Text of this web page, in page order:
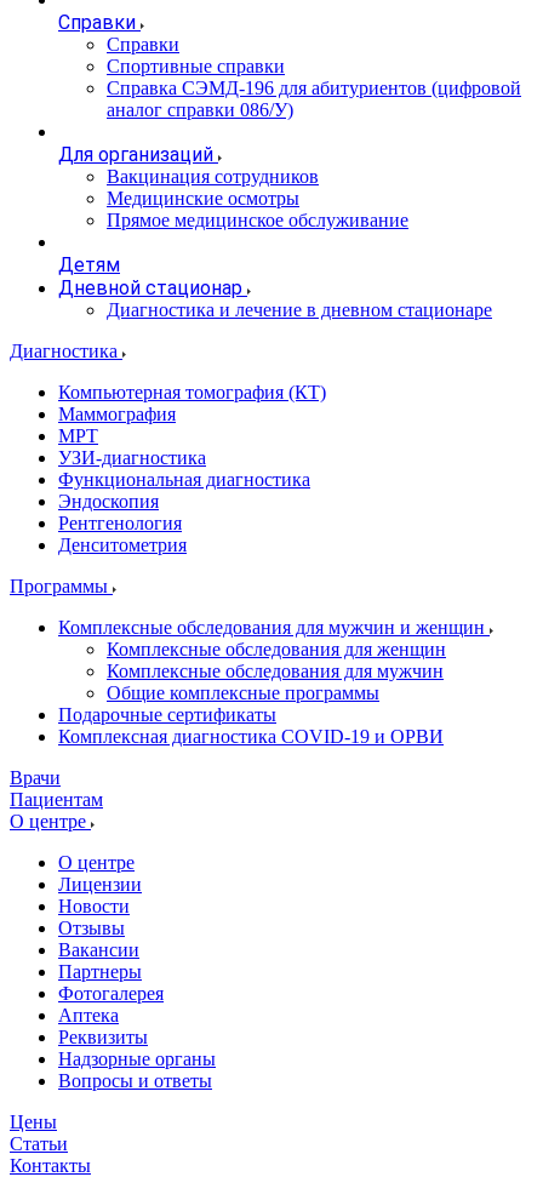
Справки
Справки
Спортивные справки
Справка СЭМД‑196 для абитуриентов (цифровой
аналог справки 086/У)
Для организаций
Вакцинация сотрудников
Медицинские осмотры
Прямое медицинское обслуживание
Детям
Дневной стационар
Диагностика и лечение в дневном стационаре
Диагностика
Компьютерная томография (КТ)
Маммография
МРТ
УЗИ-диагностика
Функциональная диагностика
Эндоскопия
Рентгенология
Денситометрия
Программы
Комплексные обследования для мужчин и женщин
Комплексные обследования для женщин
Комплексные обследования для мужчин
Общие комплексные программы
Подарочные сертификаты
Комплексная диагностика COVID-19 и ОРВИ
Врачи
Пациентам
О центре
О центре
Лицензии
Новости
Отзывы
Вакансии
Партнеры
Фотогалерея
Аптека
Реквизиты
Надзорные органы
Вопросы и ответы
Цены
Статьи
Контакты